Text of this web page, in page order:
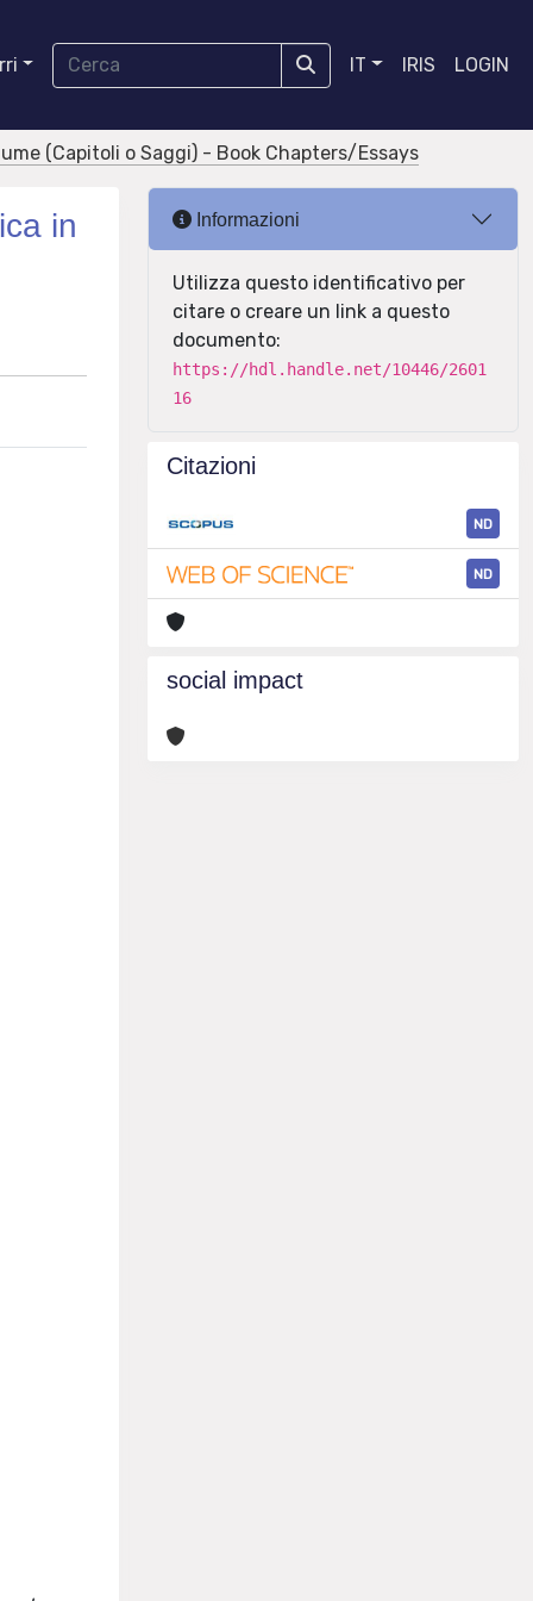
IT IRIS LOGIN
(Capitoli o Saggi) - Book Chapters/Essays
in Informazioni
Utilizza questo identificativo per
citare o creare un link a questo
documento:
https://hdl.handle.net/10446/2601
16
Citazioni
ND
ND
social impact